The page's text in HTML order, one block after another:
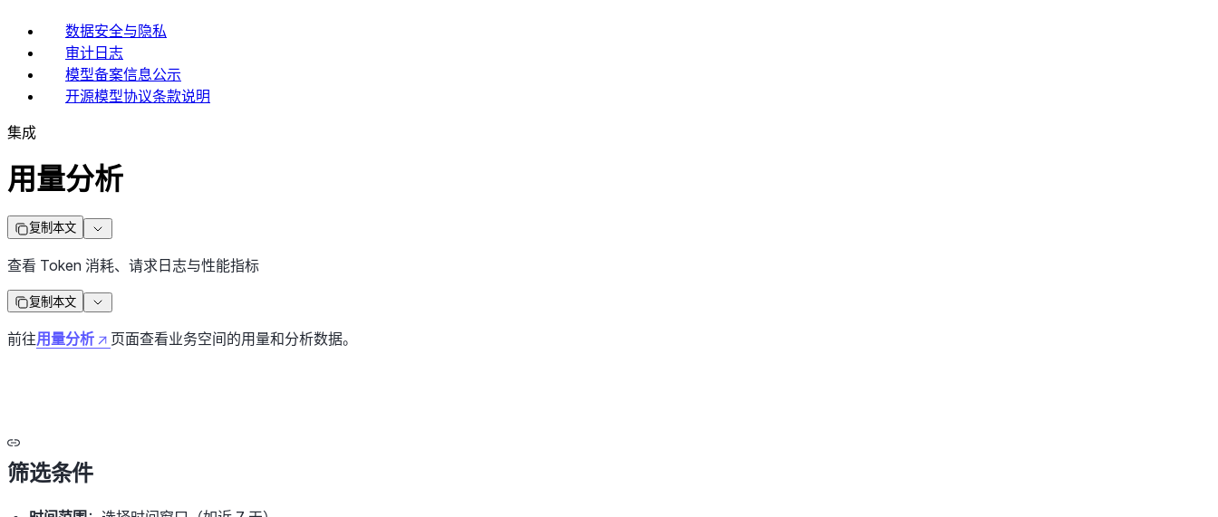
数据安全与隐私
审计日志
模型备案信息公示
开源模型协议条款说明
集成
用量分析
复制本文
查看 Token 消耗、请求日志与性能指标
复制本文
前往用量分析 页面查看业务空间的用量和分析数据。
筛选条件